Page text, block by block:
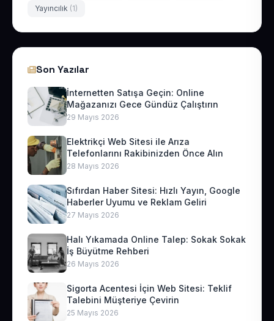
Yayıncılık (1)
Son Yazılar
İnternetten Satışa Geçin: Online
Mağazanızı Gece Gündüz Çalıştırın
29 Mayıs 2026
Elektrikçi Web Sitesi ile Arıza
Telefonlarını Rakibinizden Önce Alın
28 Mayıs 2026
Sıfırdan Haber Sitesi: Hızlı Yayın, Google
Haberler Uyumu ve Reklam Geliri
27 Mayıs 2026
Halı Yıkamada Online Talep: Sokak Sokak
İş Büyütme Rehberi
26 Mayıs 2026
Sigorta Acentesi İçin Web Sitesi: Teklif
Talebini Müşteriye Çevirin
25 Mayıs 2026